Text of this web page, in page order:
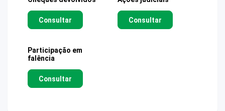
Consultar Consultar
Participação em
falência
Consultar